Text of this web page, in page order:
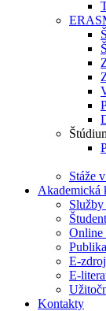
Stáže
Akademická
Online
E-
E-
Kontakty